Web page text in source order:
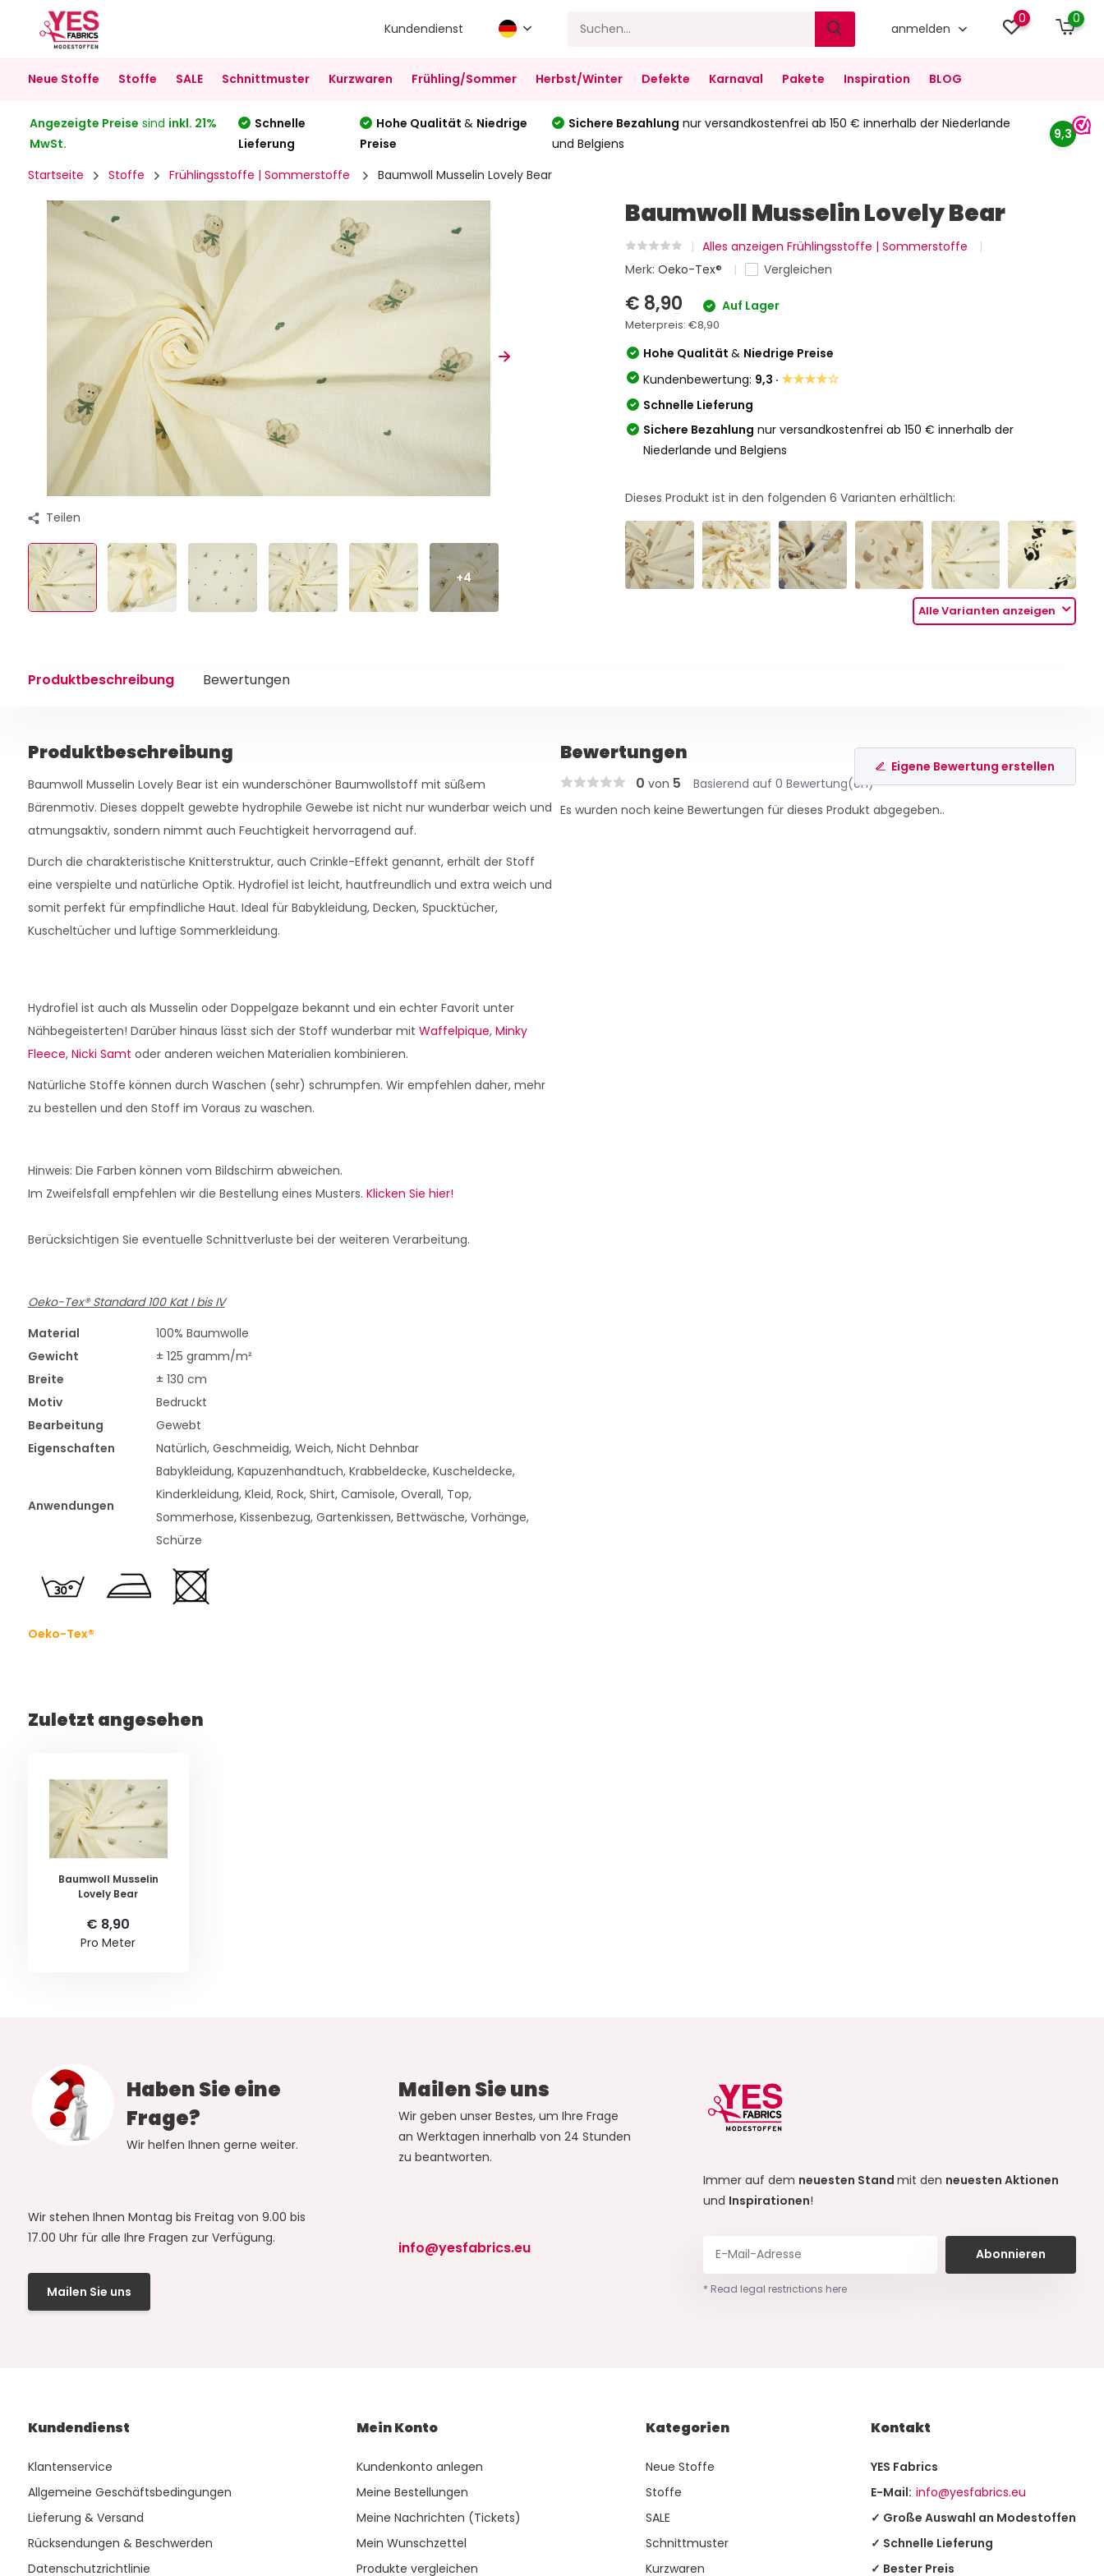
Kundendienst anmelden
0 0
Neue Stoffe Stoffe SALE Schnittmuster Kurzwaren Frühling/Sommer Herbst/Winter Defekte Karnaval Pakete Inspiration BLOG
Angezeigte Preise sind inkl. 21%
MwSt.
Schnelle
Lieferung
Hohe Qualität& Niedrige
Preise
Sichere Bezahlung nur versandkostenfrei ab 150 € innerhalb der Niederlande
und Belgiens
9,3
Startseite Stoffe Frühlingsstoffe | Sommerstoffe Baumwoll Musselin Lovely Bear
Teilen
+4
Baumwoll Musselin Lovely Bear
Alles anzeigen Frühlingsstoffe | Sommerstoffe
Merk:Oeko-Tex® Vergleichen
€ 8,90 Auf Lager
Meterpreis:€8,90
Hohe Qualität& Niedrige Preise
Kundenbewertung: 9,3 ·★★★★☆
Schnelle Lieferung
Sichere Bezahlung nur versandkostenfrei ab 150 € innerhalb der
Niederlande und Belgiens
Dieses Produkt ist in den folgenden6 Varianten erhältlich:
Alle Varianten anzeigen
Produktbeschreibung Bewertungen
Produktbeschreibung
Baumwoll Musselin Lovely Bear ist ein wunderschöner Baumwollstoff mit süßem
Bärenmotiv. Dieses doppelt gewebte hydrophile Gewebe ist nicht nur wunderbar weich und
atmungsaktiv, sondern nimmt auch Feuchtigkeit hervorragend auf.
Durch die charakteristische Knitterstruktur, auch Crinkle-Effekt genannt, erhält der Stoff
eine verspielte und natürliche Optik. Hydrofiel ist leicht, hautfreundlich und extra weich und
somit perfekt für empfindliche Haut. Ideal für Babykleidung, Decken, Spucktücher,
Kuscheltücher und luftige Sommerkleidung.
Hydrofiel ist auch als Musselin oder Doppelgaze bekannt und ein echter Favorit unter
Nähbegeisterten! Darüber hinaus lässt sich der Stoff wunderbar mit Waffelpique, Minky
Fleece, Nicki Samt oder anderen weichen Materialien kombinieren.
Natürliche Stoffe können durch Waschen (sehr) schrumpfen. Wir empfehlen daher, mehr
zu bestellen und den Stoff im Voraus zu waschen.
Hinweis: Die Farben können vom Bildschirm abweichen.
Im Zweifelsfall empfehlen wir die Bestellung eines Musters. Klicken Sie hier!
Berücksichtigen Sie eventuelle Schnittverluste bei der weiteren Verarbeitung.
Oeko-Tex® Standard 100 Kat I bis IV
Material
100% Baumwolle
Gewicht
± 125 gramm/m²
Breite
± 130 cm
Motiv
Bedruckt
Bearbeitung
Gewebt
Eigenschaften
Natürlich, Geschmeidig, Weich, Nicht Dehnbar
Anwendungen
Babykleidung, Kapuzenhandtuch, Krabbeldecke, Kuscheldecke,
Kinderkleidung, Kleid, Rock, Shirt, Camisole, Overall, Top,
Sommerhose, Kissenbezug, Gartenkissen, Bettwäsche, Vorhänge,
Schürze
Oeko-Tex®
Bewertungen
0 von 5 Basierend auf 0 Bewertung(en)
Eigene Bewertung erstellen
Es wurden noch keine Bewertungen für dieses Produkt abgegeben..
Zuletzt angesehen
Baumwoll Musselin
Lovely Bear
€ 8,90
Pro Meter
Haben Sie eine
Frage?
Wir helfen Ihnen gerne weiter.
Wir stehen Ihnen Montag bis Freitag von 9.00 bis
17.00 Uhr für alle Ihre Fragen zur Verfügung.
Mailen Sie uns
Mailen Sie uns
Wir geben unser Bestes, um Ihre Frage
an Werktagen innerhalb von 24 Stunden
zu beantworten.
info@yesfabrics.eu
Immer auf dem neuesten Standmit den neuesten Aktionen
und Inspirationen!
Abonnieren
* Read legal restrictions here
Kundendienst
Klantenservice
Allgemeine Geschäftsbedingungen
Lieferung & Versand
Rücksendungen & Beschwerden
Datenschutzrichtlinie
Mein Konto
Kundenkonto anlegen
Meine Bestellungen
Meine Nachrichten (Tickets)
Mein Wunschzettel
Produkte vergleichen
Kategorien
Neue Stoffe
Stoffe
SALE
Schnittmuster
Kurzwaren
Kontakt
YES Fabrics
E-Mail: info@yesfabrics.eu
✓ Große Auswahl an Modestoffen
✓ Schnelle Lieferung
✓ Bester Preis